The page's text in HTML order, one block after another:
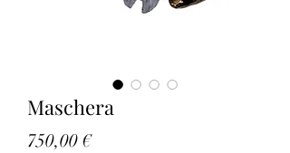
Maschera
750,00 €Prezzo